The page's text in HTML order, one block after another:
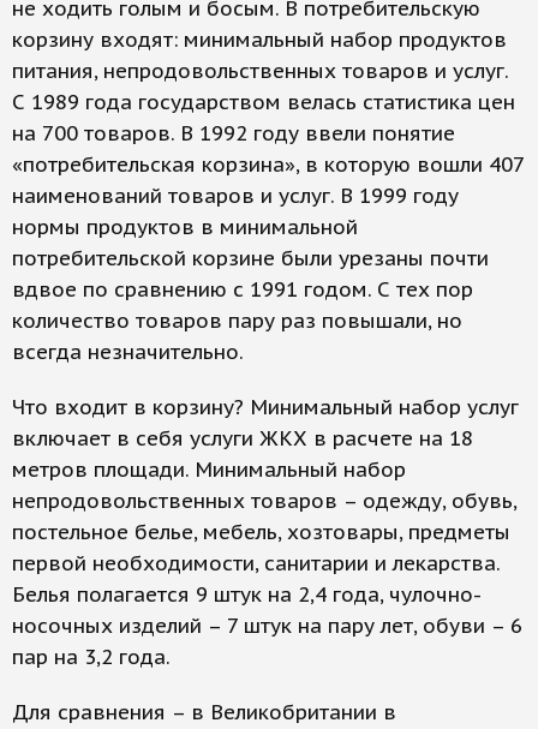
не ходить голым и босым. В потребительскую
корзину входят: минимальный набор продуктов
питания, непродовольственных товаров и услуг.
С 1989 года государством велась статистика цен
на 700 товаров. В 1992 году ввели понятие
«потребительская корзина», в которую вошли 407
наименований товаров и услуг. В 1999 году
нормы продуктов в минимальной
потребительской корзине были урезаны почти
вдвое по сравнению с 1991 годом. С тех пор
количество товаров пару раз повышали, но
всегда незначительно.
Что входит в корзину? Минимальный набор услуг
включает в себя услуги ЖКХ в расчете на 18
метров площади. Минимальный набор
непродовольственных товаров – одежду, обувь,
постельное белье, мебель, хозтовары, предметы
первой необходимости, санитарии и лекарства.
Белья полагается 9 штук на 2,4 года, чулочно-
носочных изделий – 7 штук на пару лет, обуви – 6
пар на 3,2 года.
Для сравнения – в Великобритании в